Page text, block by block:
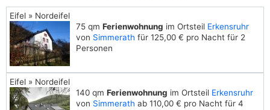
Eifel » Nordeifel
75 qm Ferienwohnung im Ortsteil Erkensruhr
von Simmerath für 125,00 € pro Nacht für 2
Personen
Eifel » Nordeifel
140 qm Ferienwohnung im Ortsteil Erkensruhr
von Simmerath ab 110,00 € pro Nacht für 4